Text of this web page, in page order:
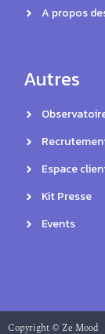
A propos
Autres
Espace
Kit Presse
Events
Copyright © Ze Mood